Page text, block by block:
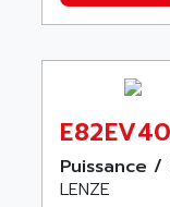
Puissance /
LENZE